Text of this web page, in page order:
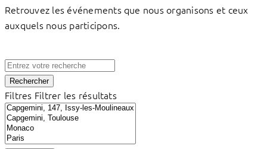
Retrouvez les événements que nous organisons et ceux
auxquels nous participons.
Rechercher
Filtres Filtrer les résultats